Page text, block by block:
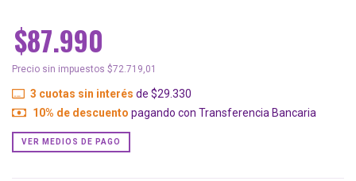
$87.990
Precio sin impuestos $72.719,01
3 cuotas sin interés de $29.330
10% de descuento pagando con Transferencia Bancaria
VER MEDIOS DE PAGO